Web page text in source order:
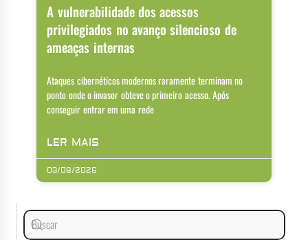
A vulnerabilidade dos acessos
privilegiados no avanço silencioso de
ameaças internas
Ataques cibernéticos modernos raramente terminam no
ponto onde o invasor obteve o primeiro acesso. Após
conseguir entrar em uma rede
LER MAIS
03/08/2026